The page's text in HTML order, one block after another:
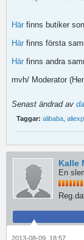
Här finns butiker
Här finns första
Här finns andra
mvh/ Moderator
Senast ändrad av
Taggar: alibaba
Kalle
En
2013-08-09, 18:57